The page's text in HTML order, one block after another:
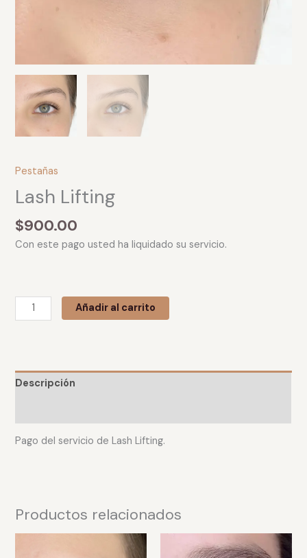
Pestañas
Lash Lifting
$900.00
Con este pago usted ha liquidado su servicio.
Añadir al carrito
Descripción
Pago del servicio de Lash Lifting.
Productos relacionados